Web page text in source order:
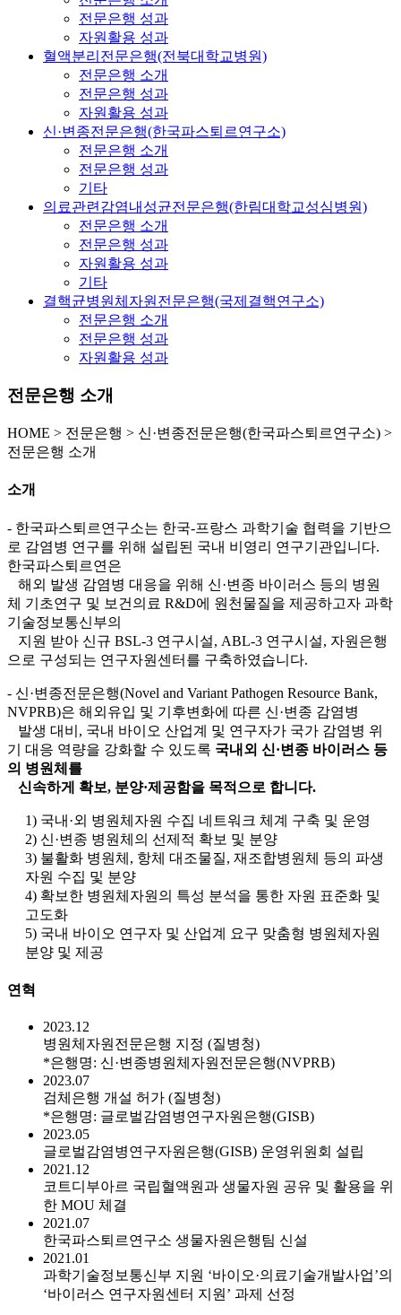
전문은행 성과
자원활용 성과
혈액분리전문은행(전북대학교병원)
전문은행 소개
전문은행 성과
자원활용 성과
신·변종전문은행(한국파스퇴르연구소)
전문은행 소개
전문은행 성과
기타
의료관련감염내성균전문은행(한림대학교성심병원)
전문은행 소개
전문은행 성과
자원활용 성과
기타
결핵균병원체자원전문은행(국제결핵연구소)
전문은행 소개
전문은행 성과
자원활용 성과
전문은행 소개
HOME > 전문은행 > 신·변종전문은행(한국파스퇴르연구소) >
전문은행 소개
소개
- 한국파스퇴르연구소는 한국-프랑스 과학기술 협력을 기반으
로 감염병 연구를 위해 설립된 국내 비영리 연구기관입니다.
한국파스퇴르연은
해외 발생 감염병 대응을 위해 신·변종 바이러스 등의 병원
체 기초연구 및 보건의료 R&D에 원천물질을 제공하고자 과학
기술정보통신부의
지원 받아 신규 BSL-3 연구시설, ABL-3 연구시설, 자원은행
으로 구성되는 연구자원센터를 구축하였습니다.
- 신·변종전문은행(Novel and Variant Pathogen Resource Bank,
NVPRB)은 해외유입 및 기후변화에 따른 신·변종 감염병
발생 대비, 국내 바이오 산업계 및 연구자가 국가 감염병 위
기 대응 역량을 강화할 수 있도록 국내외 신·변종 바이러스 등
의 병원체를
신속하게 확보, 분양·제공함을 목적으로 합니다.
1) 국내·외 병원체자원 수집 네트워크 체계 구축 및 운영
2) 신·변종 병원체의 선제적 확보 및 분양
3) 불활화 병원체, 항체 대조물질, 재조합병원체 등의 파생
자원 수집 및 분양
4) 확보한 병원체자원의 특성 분석을 통한 자원 표준화 및
고도화
5) 국내 바이오 연구자 및 산업계 요구 맞춤형 병원체자원
분양 및 제공
연혁
2023.12
병원체자원전문은행 지정 (질병청)
*은행명: 신·변종병원체자원전문은행(NVPRB)
2023.07
검체은행 개설 허가 (질병청)
*은행명: 글로벌감염병연구자원은행(GISB)
2023.05
글로벌감염병연구자원은행(GISB) 운영위원회 설립
2021.12
코트디부아르 국립혈액원과 생물자원 공유 및 활용을 위
한 MOU 체결
2021.07
한국파스퇴르연구소 생물자원은행팀 신설
2021.01
과학기술정보통신부 지원 ‘바이오·의료기술개발사업’의
‘바이러스 연구자원센터 지원’ 과제 선정